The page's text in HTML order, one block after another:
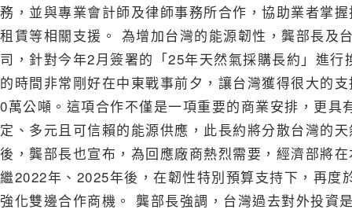
務，並與專業會計師及律師事務所合作，協助業者掌
租賃等相關支援。 為增加台灣的能源韌性，龔部長及
司，針對今年2月簽署的「25年天然氣採購長約」進
的時間非常剛好在中東戰事前夕，讓台灣獲得很大的
0萬公噸。這項合作不僅是一項重要的商業安排，更
定、多元且可信賴的能源供應，此長約將分散台灣的
後，龔部長也宣布，為回應廠商熱烈需要，經濟部將
繼2022年、2025年後，在韌性特別預算支持下，再
強化雙邊合作商機。 龔部長強調，台灣過去對外投資